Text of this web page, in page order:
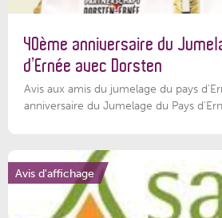
40ème anniversaire du
d’Ernée avec Dorsten
Avis aux amis du jumelage du pays
anniversaire du Jumelage du Pays
Avis d'affichage